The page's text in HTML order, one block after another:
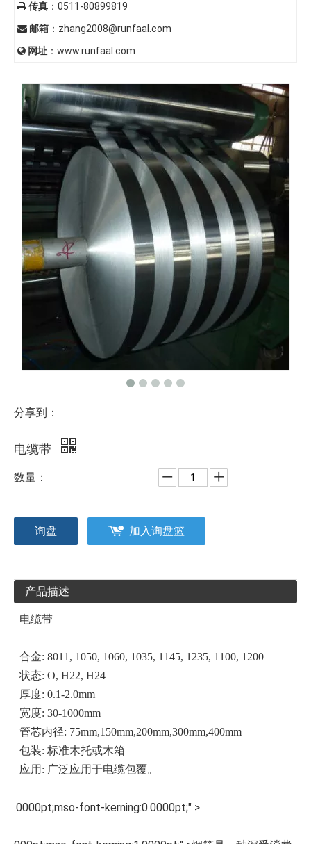
 传真 ：0511-80899819
 邮箱 ： zhang2008@runfaal.com
 网址 ：www.runfaal.com
分享到：
电缆带
数量：
询盘 加入询盘篮
产品描述
电缆带
合金: 8011, 1050, 1060, 1035, 1145, 1235, 1100, 1200
状态: O, H22, H24
厚度: 0.1-2.0mm
宽度: 30-1000mm
管芯内径: 75mm,150mm,200mm,300mm,400mm
包装: 标准木托或木箱
应用 : 广泛应用于电缆包覆。
.0000pt;mso-font-kerning:0.0000pt;" >